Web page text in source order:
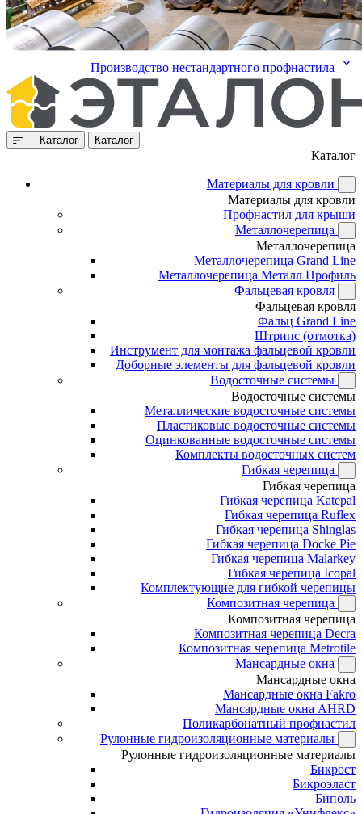
Производство нестандартного профнастила
Каталог Каталог
Каталог
Материалы для кровли
Материалы для кровли
Профнастил для крыши
Металлочерепица
Металлочерепица
Металлочерепица Grand Line
Металлочерепица Металл Профиль
Фальцевая кровля
Фальцевая кровля
Фальц Grand Line
Штрипс (отмотка)
Инструмент для монтажа фальцевой кровли
Доборные элементы для фальцевой кровли
Водосточные системы
Водосточные системы
Металлические водосточные системы
Пластиковые водосточные системы
Оцинкованные водосточные системы
Комплекты водосточных систем
Гибкая черепица
Гибкая черепица
Гибкая черепица Katepal
Гибкая черепица Ruflex
Гибкая черепица Shinglas
Гибкая черепица Docke Pie
Гибкая черепица Malarkey
Гибкая черепица Icopal
Комплектующие для гибкой черепицы
Композитная черепица
Композитная черепица
Композитная черепица Decra
Композитная черепица Metrotile
Мансардные окна
Мансардные окна
Мансардные окна Fakro
Мансардные окна AHRD
Поликарбонатный профнастил
Рулонные гидроизоляционные материалы
Рулонные гидроизоляционные материалы
Бикрост
Бикроэласт
Биполь